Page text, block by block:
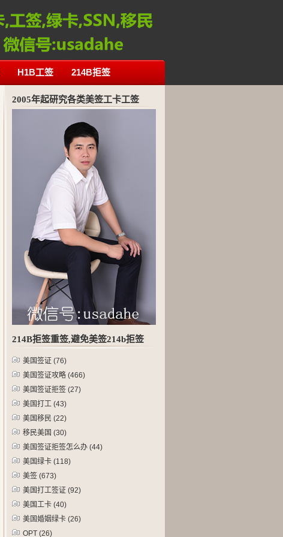
H1B工签 214B拒签
2005年起研究各类美签工卡工签
214B拒签重签,避免美签214b拒签
美国签证 (76)
美国签证攻略 (466)
美国签证拒签 (27)
美国打工 (43)
美国移民 (22)
移民美国 (30)
美国签证拒签怎么办 (44)
美国绿卡 (118)
美签 (673)
美国打工签证 (92)
美国工卡 (40)
美国婚姻绿卡 (26)
OPT (26)